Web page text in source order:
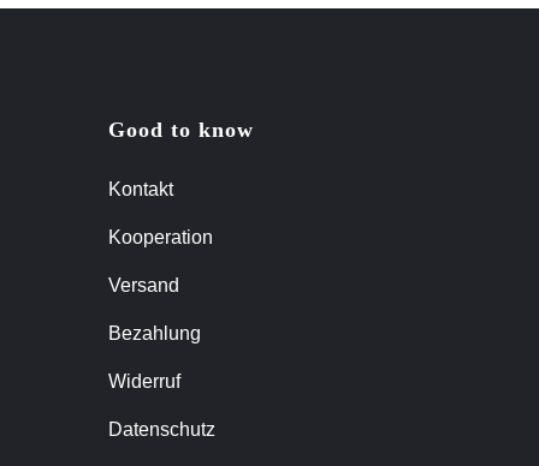
Good to know
Kontakt
Kooperation
Versand
Bezahlung
Widerruf
Datenschutz